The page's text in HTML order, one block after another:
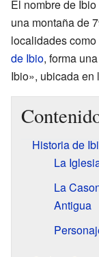
El nombre de
una montaña de
localidades como
de Ibio, forma
Ibio», ubicada en
Historia de
La
La
Antigua